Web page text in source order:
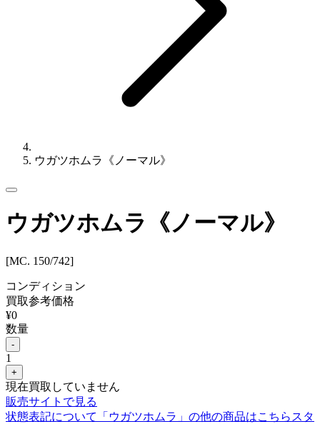
ウガツホムラ《ノーマル》
ウガツホムラ《ノーマル》
[MC. 150/742]
コンディション
買取参考価格
¥0
数量
-
1
+
現在買取していません
販売サイトで見る
状態表記について
「 ウガツホムラ 」の他の商品はこちら スタ